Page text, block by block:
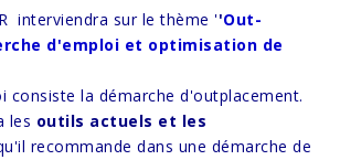
interviendra sur le thème ''Out-
d'emploi et optimisation de
consiste la démarche d'outplacement.
les outils actuels et les
recommande dans une démarche de